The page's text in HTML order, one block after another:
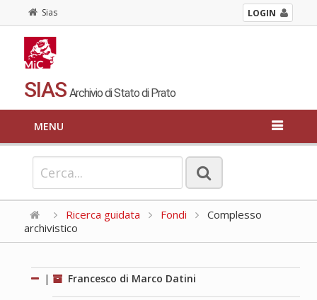
Sias LOGIN
SIAS Archivio di Stato di Prato
MENU
Ricerca guidata Fondi
Complesso
archivistico
| Francesco di Marco Datini